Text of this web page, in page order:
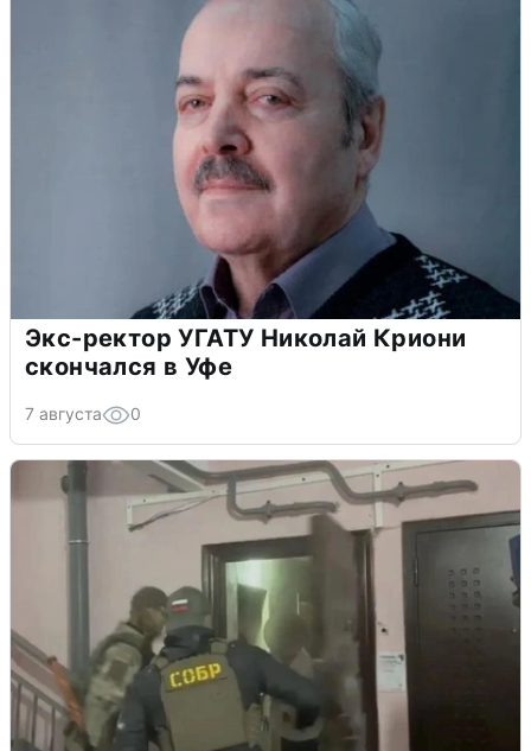
Экс-ректор УГАТУ Николай Криони
скончался в Уфе
7 августа 0